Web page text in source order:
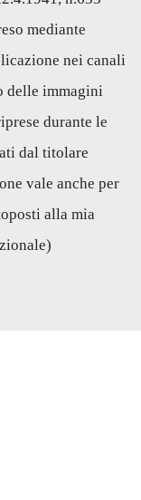
mediante
nei canali
delle immagini
durante le
dal titolare
vale anche per
alla mia